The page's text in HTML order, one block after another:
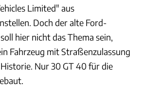
Limited" aus
Doch der alte Ford-
hier nicht das Thema sein,
Fahrzeug mit Straßenzulassung
Nur 30 GT 40 für die